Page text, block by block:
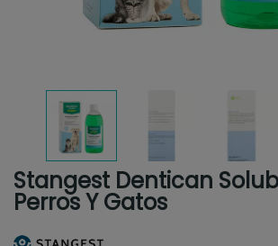
Stangest Dentican
Perros Y Gatos